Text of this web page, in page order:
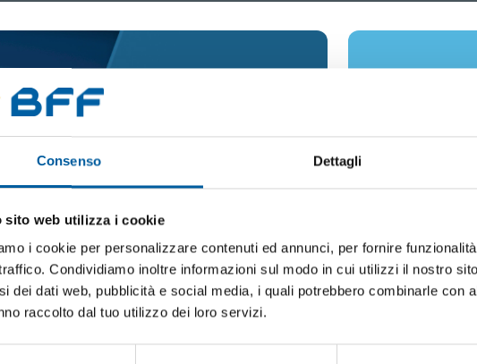
Consenso Dettagli
sito web utilizza i cookie
i cookie per personalizzare contenuti ed annunci, per fornire
Condividiamo inoltre informazioni sul modo in cui utilizzi il nostro
dei dati web, pubblicità e social media, i quali potrebbero combinarle con
raccolto dal tuo utilizzo dei loro servizi.
Essere
value
Valori